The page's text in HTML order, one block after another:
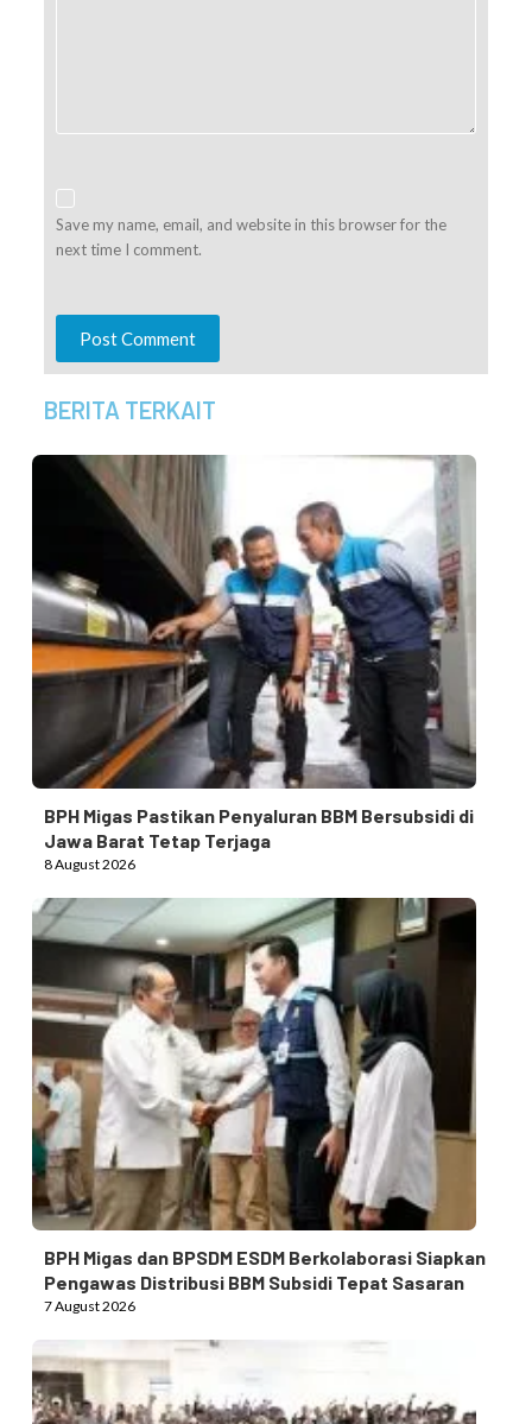
Save my name, email, and website in this browser for the
next time I comment.
Post Comment
BERITA TERKAIT
BPH Migas Pastikan Penyaluran BBM Bersubsidi di
Jawa Barat Tetap Terjaga
8 August 2026
BPH Migas dan BPSDM ESDM Berkolaborasi Siapkan
Pengawas Distribusi BBM Subsidi Tepat Sasaran
7 August 2026